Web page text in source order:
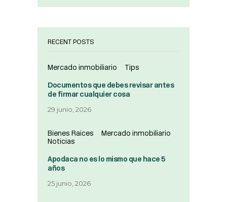
RECENT POSTS
Mercado inmobiliario Tips
Documentos que debes revisar antes
de firmar cualquier cosa
29 junio, 2026
Bienes Raices
Mercado inmobiliario
Noticias
Apodaca no es lo mismo que hace 5
años
25 junio, 2026